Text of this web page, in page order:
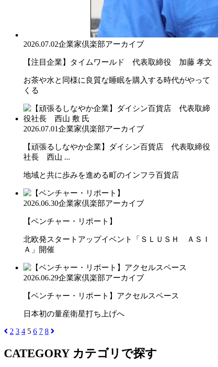
2026.07.02企業家倶楽部アーカイブ
【注目企業】タイムワールド 代表取締役 加藤 孝文
お茶や水と同様に良質な睡眠を購入する時代がやって
くる
2026.07.01企業家倶楽部アーカイブ
【頑張るしなやか企業】ダイシン百貨店 代表取締役
社長 西山 ...
地域と共に歩みを進める町のインフラ百貨店
2026.06.30企業家倶楽部アーカイブ
【ベンチャー・リポート】
北欧発スタートアップイベント「ＳＬＵＳＨ ＡＳＩ
Ａ」開催
2026.06.29企業家倶楽部アーカイブ
【ベンチャー・リポート】アクセルスペース
日本初の量産衛星打ち上げへ
2 3 4 5 6 7 8
CATEGORY カテゴリで探す